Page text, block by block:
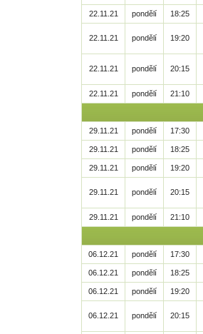
22.11.21 pondělí 18:25
22.11.21 pondělí 19:20
22.11.21 pondělí 20:15
22.11.21 pondělí 21:10
29.11.21 pondělí 17:30
29.11.21 pondělí 18:25
29.11.21 pondělí 19:20
29.11.21 pondělí 20:15
29.11.21 pondělí 21:10
06.12.21 pondělí 17:30
06.12.21 pondělí 18:25
06.12.21 pondělí 19:20
06.12.21 pondělí 20:15